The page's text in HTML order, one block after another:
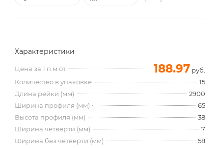
Характеристики
Цена за 1 п.м от 188.97 руб.
Количество в упаковке
15
Длина рейки (мм)
2900
Ширина профиля (мм)
65
Высота профиля (мм)
38
Ширина четверти (мм)
7
Ширина без четверти (мм)
58